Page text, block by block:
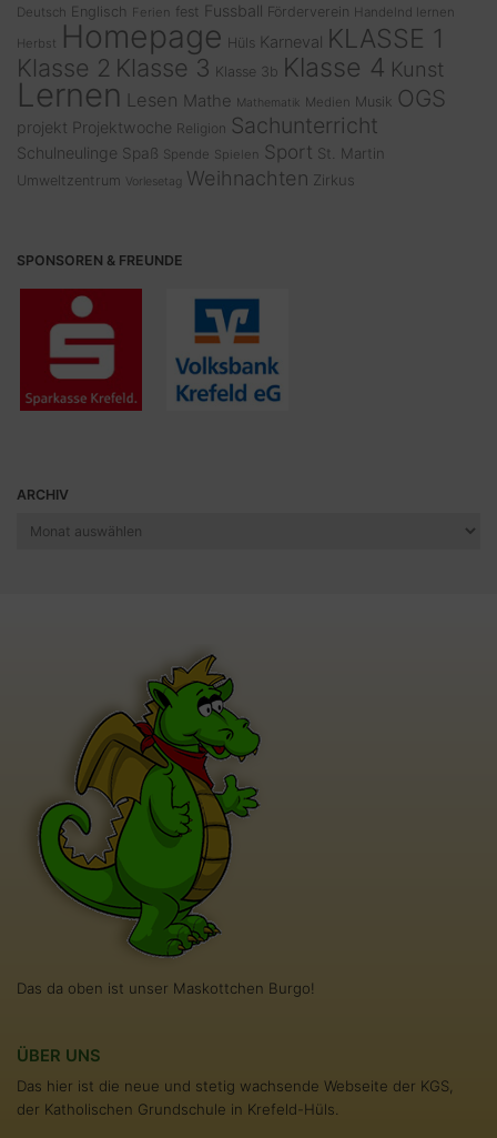
Deutsch Englisch Ferien fest Fussball Förderverein
Handelnd lernen
Herbst Homepage Hüls Karneval KLASSE 1
Klasse 2 Klasse 3 Klasse 3b Klasse 4 Kunst
Lernen Lesen Mathe Mathematik Medien Musik OGS
projekt Projektwoche Religion Sachunterricht
Schulneulinge Spaß Spende Spielen Sport St. Martin
Umweltzentrum Vorlesetag Weihnachten Zirkus
SPONSOREN & FREUNDE
ARCHIV
Archiv
Das da oben ist unser Maskottchen Burgo!
ÜBER UNS
Das hier ist die neue und stetig wachsende Webseite der KGS,
der Katholischen Grundschule in Krefeld-Hüls.